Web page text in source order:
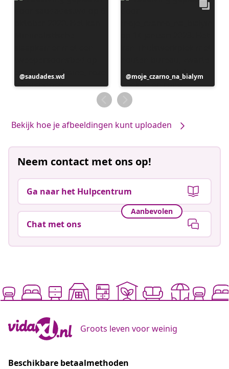
Bericht
gepubliceerd
saudades.wd
Bericht
gepubliceerd
door
moje_czarno_na_bialym
Bekijk hoe je afbeeldingen kunt uploaden
Neem contact met ons op!
Ga naar het Hulpcentrum
Aanbevolen
Chat met ons
Groots leven voor weinig
Beschikbare betaalmethoden